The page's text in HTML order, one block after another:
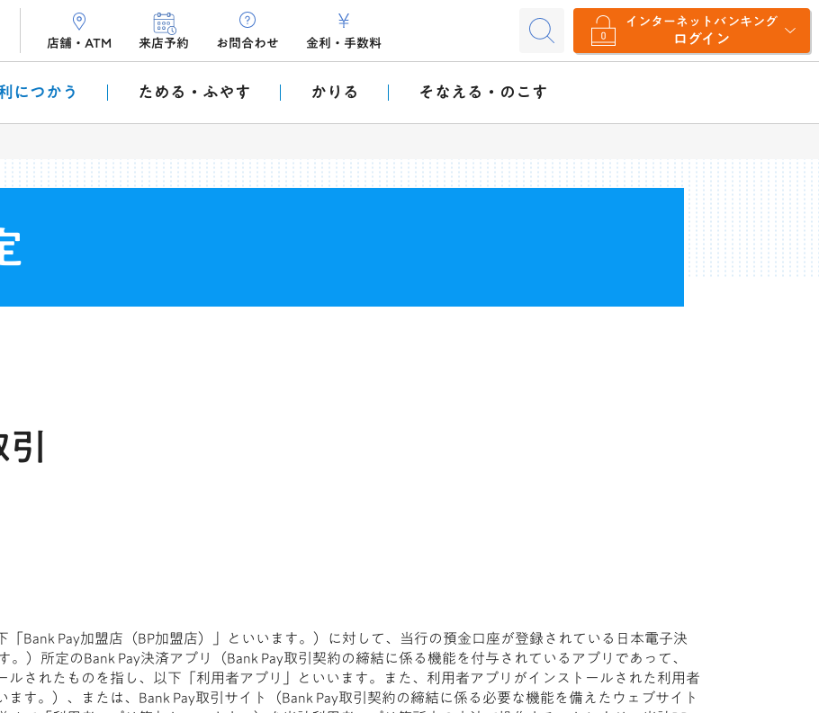
店舗・ATM 来店予約 お問合わせ 金利 ・ 手数料
インターネットバンキング
ログイン
につかう ためる・ふやす かりる そなえる・のこす
Bank Pay加盟店（BP加盟店）」といいます。）に対して、当行の預金口座が登録されている日本電子決
。）所定のBank Pay決済アプリ（Bank Pay取引契約の締結に係る機能を付与されているアプリであって、
ルされたものを指し、以下「利用者アプリ」といいます。また、利用者アプリがインストールされた利用者
す。）、または、Bank Pay取引サイト（Bank Pay取引契約の締結に係る必要な機能を備えたウェブサイト